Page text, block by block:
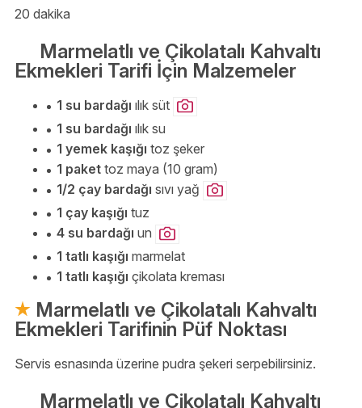
20 dakika
Marmelatlı ve Çikolatalı Kahvaltı
Ekmekleri Tarifi İçin Malzemeler
1 su bardağı ılık süt
1 su bardağı ılık su
1 yemek kaşığı toz şeker
1 paket toz maya (10 gram)
1/2 çay bardağı sıvı yağ
1 çay kaşığı tuz
4 su bardağı un
1 tatlı kaşığı marmelat
1 tatlı kaşığı çikolata kreması
Marmelatlı ve Çikolatalı Kahvaltı
Ekmekleri Tarifinin Püf Noktası
Servis esnasında üzerine pudra şekeri serpebilirsiniz.
Marmelatlı ve Çikolatalı Kahvaltı